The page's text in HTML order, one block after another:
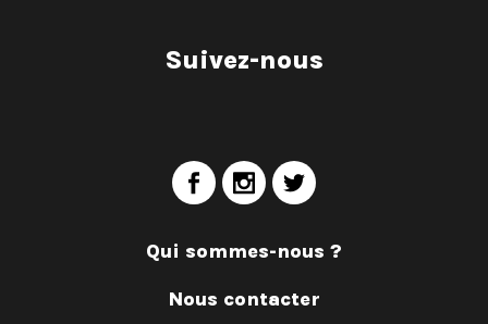
Suivez-nous
Qui sommes-nous ?
Nous contacter